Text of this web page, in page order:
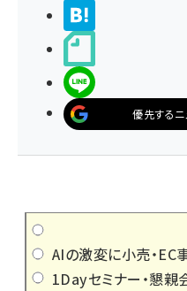
優先する
AIの激変に小売・EC
1Dayセミナー・懇親